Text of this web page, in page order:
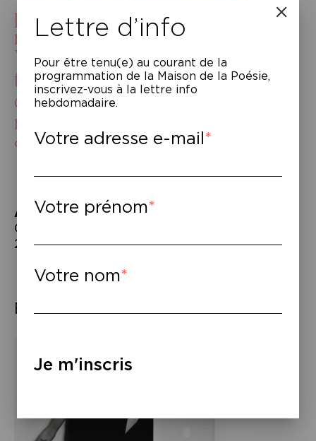
prix de ce que vous êtes, vous
ne vous posez pas la question.
Vous savez bien pourtant que
toute chose a un prix, que c’est
comme ça que marche le
monde.
Constance Debré,Offenses
À lire–
Constance Debré,
2023.
Éléments associés
Lettre d’info
Pour être tenu(e) au courant de la
programmation de la Maison de la Poésie,
inscrivez-vous à la lettre info
hebdomadaire.
Votre adresse e-mail
Votre prénom
Votre nom
Je m'inscris